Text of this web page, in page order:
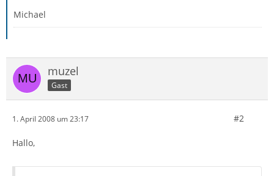
Michael
muzel
Gast
1. April 2008 um 23:17 #2
Hallo,